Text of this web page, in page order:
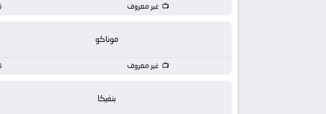
غير معروف
موناكو
غير معروف
بنفيكا